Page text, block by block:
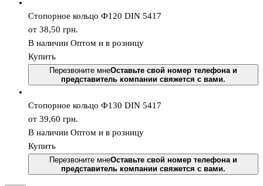
Стопорное кольцо Ф120 DIN 5417
от 38,50 грн.
В наличии Оптом и в розницу
Купить
Перезвоните мнеОставьте свой номер телефона и
представитель компании свяжется с вами.
Стопорное кольцо Ф130 DIN 5417
от 39,60 грн.
В наличии Оптом и в розницу
Купить
Перезвоните мнеОставьте свой номер телефона и
представитель компании свяжется с вами.